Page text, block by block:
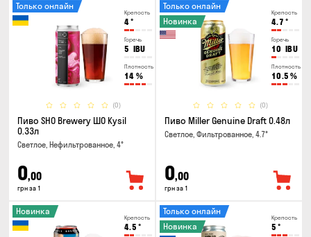
Крепость
4°
Горечь
5 IBU
Плотность
14 %
(0)
Только онлайн
Пиво SHO Brewery ШО Kysil
0.33л
Светлое, Нефильтрованное, 4°
0,00
грн за 1
Крепость
4.7 °
Горечь
10 IBU
Плотность
10.5 %
(0)
Только онлайн
Новинка
Пиво Miller Genuine Draft 0.48л
Светлое, Фильтрованное, 4.7°
0,00
грн за 1
Крепость
4.5 °
Новинка
Крепость
5 °
Только онлайн
Новинка